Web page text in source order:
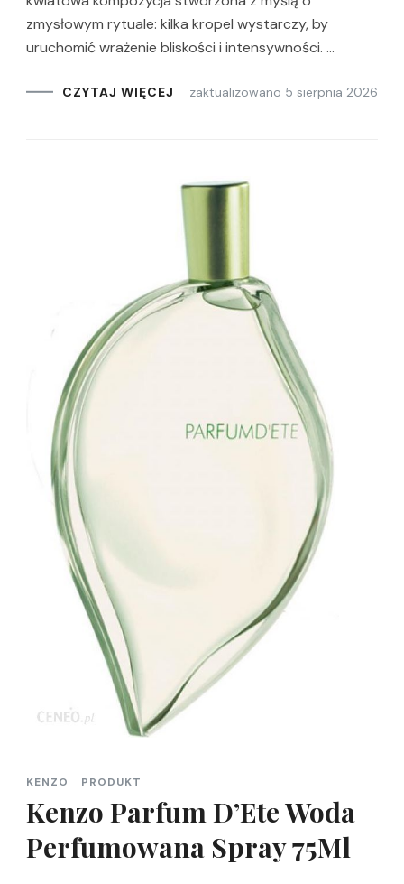
zmysłowym rytuale: kilka kropel wystarczy, by
uruchomić wrażenie bliskości i intensywności. …
CZYTAJ WIĘCEJ zaktualizowano 5 sierpnia 2026
KENZO PRODUKT
Kenzo Parfum D’Ete Woda
Perfumowana Spray 75Ml